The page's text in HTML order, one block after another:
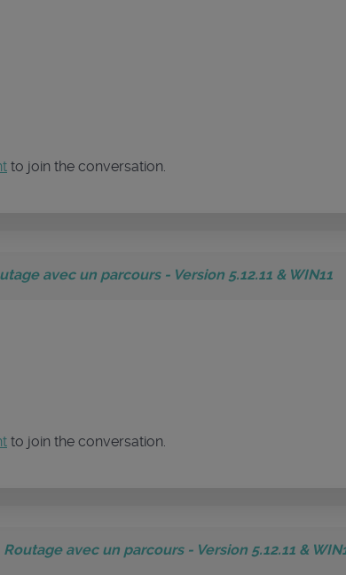
to join the conversation.
avec un parcours - Version 5.12.11 & WIN11
to join the conversation.
Routage avec un parcours - Version 5.12.11 &